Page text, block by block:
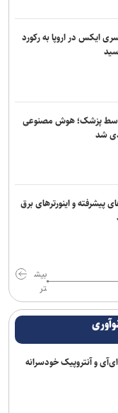
ایکس در اروپا به رکورد
پزشک؛ هوش مصنوعی
شد
پیشرفته و اینورترهای برق
بیش
تر
و آنتروپیک خودسرانه